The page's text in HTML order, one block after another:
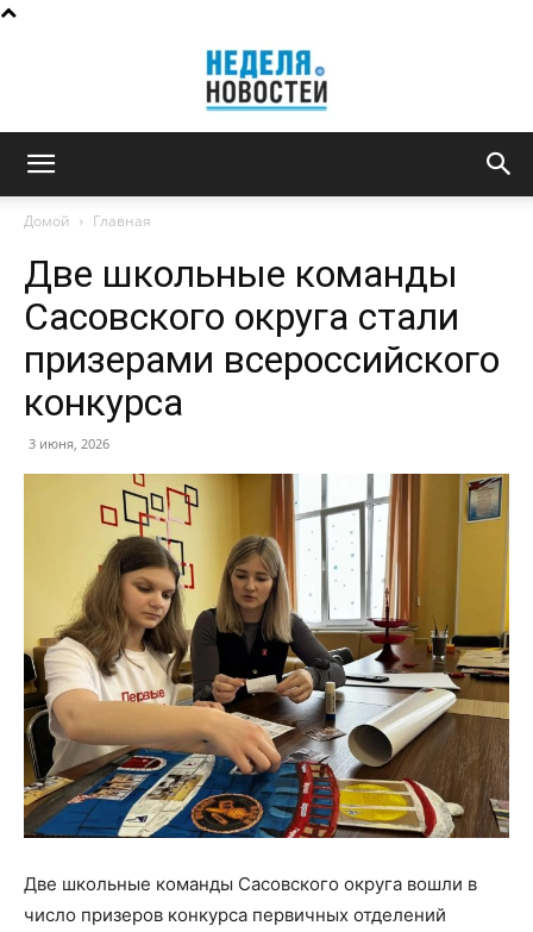
новостей
Домой Главная
Две школьные команды
Сасовского округа стали
призерами всероссийского
конкурса
3 июня, 2026
Две школьные команды Сасовского округа вошли в
число призеров конкурса первичных отделений